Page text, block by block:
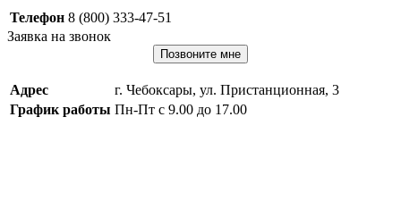
Телефон 8 (800) 333-47-51
Заявка на звонок
Позвоните мне
Адрес
г. Чебоксары, ул. Пристанционная, 3
График работы Пн-Пт с 9.00 до 17.00